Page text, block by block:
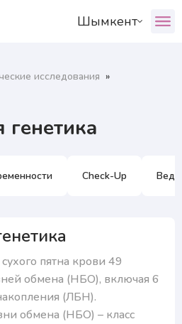
Шымкент
Услуги+
+7 (999) 999-99-99
исследования »
генетика
Check-Up
пятна крови 49
обмена (НБО), включая 6
(ЛБН).
обмена (НБО) – класс
врача:
Астана
Атырау
Шымкент